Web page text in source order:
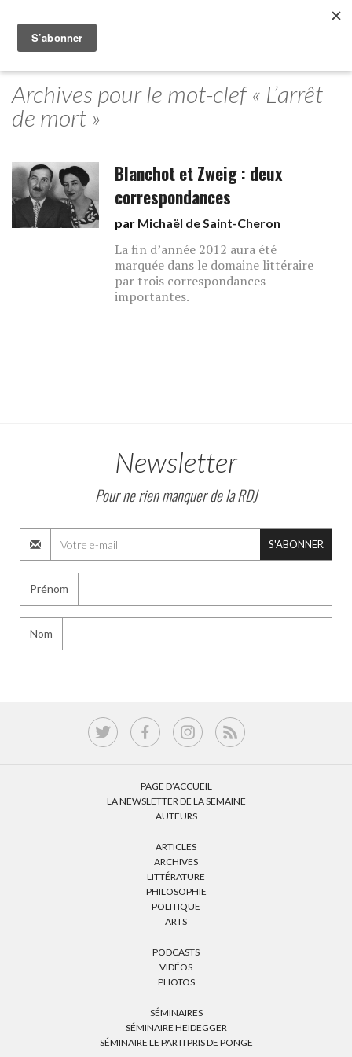
Archives pour le mot-clef « L’arrêt
de mort »
Blanchot et Zweig : deux
correspondances
par Michaël de Saint-Cheron
La fin d’année 2012 aura été
marquée dans le domaine littéraire
par trois correspondances
importantes.
Newsletter
Pour ne rien manquer de la RDJ
S'ABONNER
Prénom
Nom
PAGE D’ACCUEIL
LA NEWSLETTER DE LA SEMAINE
AUTEURS
ARTICLES
ARCHIVES
LITTÉRATURE
PHILOSOPHIE
POLITIQUE
ARTS
PODCASTS
VIDÉOS
PHOTOS
SÉMINAIRES
SÉMINAIRE HEIDEGGER
SÉMINAIRE LE PARTI PRIS DE PONGE